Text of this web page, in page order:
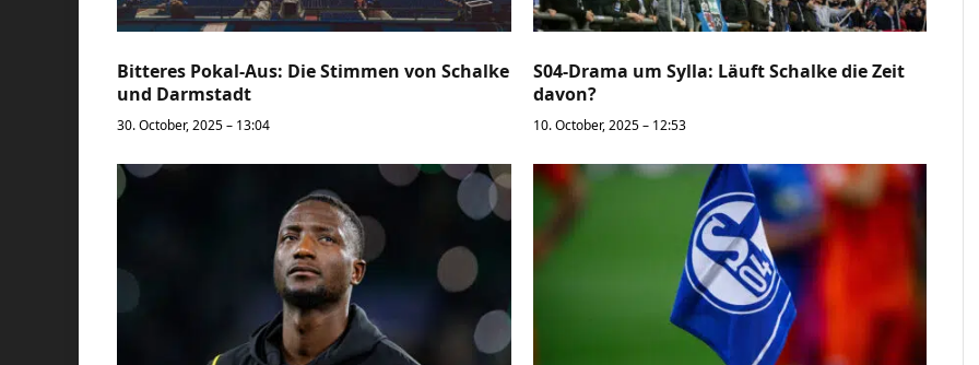
Bitteres Pokal-Aus: Die Stimmen von Schalke
und Darmstadt
30. October, 2025 – 13:04
S04-Drama um Sylla: Läuft Schalke die Zeit
davon?
10. October, 2025 – 12:53